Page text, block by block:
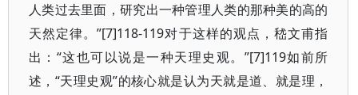
人类过去里面，研究出一种管理人类的那种美的高的
天然定律。”[7]118-119对于这样的观点，嵇文甫指
出：“这也可以说是一种天理史观。”[7]119如前所
述，“天理史观”的核心就是认为天就是道、就是理，